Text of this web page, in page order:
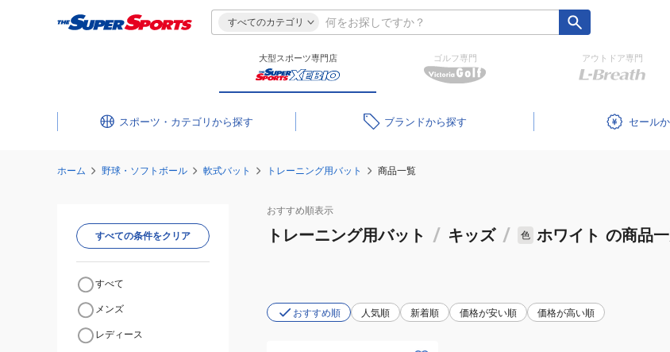
すべてのカテゴリ
大型スポーツ専門店 ゴルフ専門 アウトドア専門
スポーツ・カテゴリ ブランド セール
ホーム 野球・ソフトボール 軟式バット トレーニング用バット 商品一覧
おすすめ順表示
トレーニング用バット / キッズ / 色 ホワイト の商品
おすすめ順 人気順 新着順 価格が安い順 価格が高い順
すべての条件をクリア
すべて
メンズ
レディース